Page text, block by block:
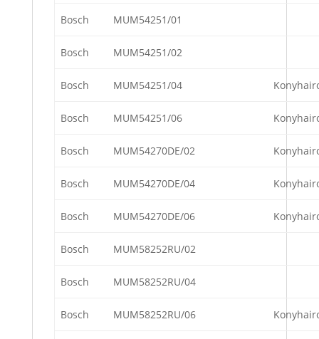
Bosch MUM54251/01
Bosch MUM54251/02
Bosch MUM54251/04
Bosch MUM54251/06
Bosch MUM54270DE/02
Bosch MUM54270DE/04
Bosch MUM54270DE/06
Bosch MUM58252RU/02
Bosch MUM58252RU/04
Bosch MUM58252RU/06